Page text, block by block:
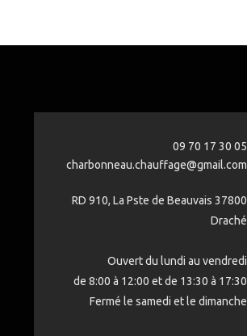
09 70 17 30 05
charbonneau.chauffage@gmail.com
RD 910, La Pste de Beauvais 37800
Draché
Ouvert du lundi au vendredi
de 8:00 à 12:00 et de 13:30 à 17:30
Fermé le samedi et le dimanche